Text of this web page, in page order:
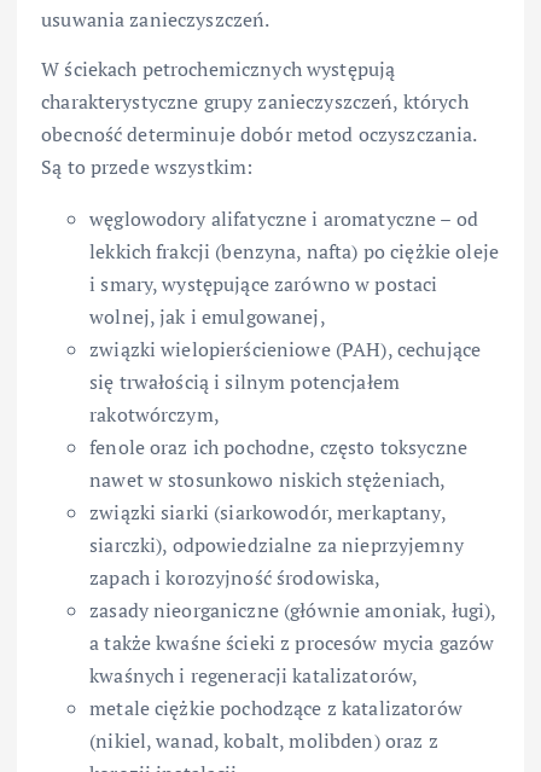
usuwania zanieczyszczeń.
W ściekach petrochemicznych występują
charakterystyczne grupy zanieczyszczeń, których
obecność determinuje dobór metod oczyszczania.
Są to przede wszystkim:
węglowodory alifatyczne i aromatyczne – od
lekkich frakcji (benzyna, nafta) po ciężkie oleje
i smary, występujące zarówno w postaci
wolnej, jak i emulgowanej,
związki wielopierścieniowe (PAH), cechujące
się trwałością i silnym potencjałem
rakotwórczym,
fenole oraz ich pochodne, często toksyczne
nawet w stosunkowo niskich stężeniach,
związki siarki (siarkowodór, merkaptany,
siarczki), odpowiedzialne za nieprzyjemny
zapach i korozyjność środowiska,
zasady nieorganiczne (głównie amoniak, ługi),
a także kwaśne ścieki z procesów mycia gazów
kwaśnych i regeneracji katalizatorów,
metale ciężkie pochodzące z katalizatorów
(nikiel, wanad, kobalt, molibden) oraz z